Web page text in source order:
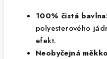
100% čistá
polyesterového
efekt.
Neobyčejná